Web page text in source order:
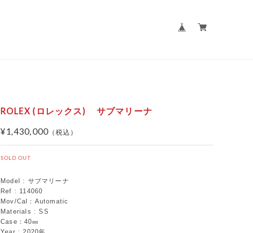
ROLEX (ロレックス) サブマリーナ
¥1,430,000
SOLD OUT
Model : サブマリーナ
Ref : 114060
Mov/Cal：Automatic
Materials : SS
Case：40㎜